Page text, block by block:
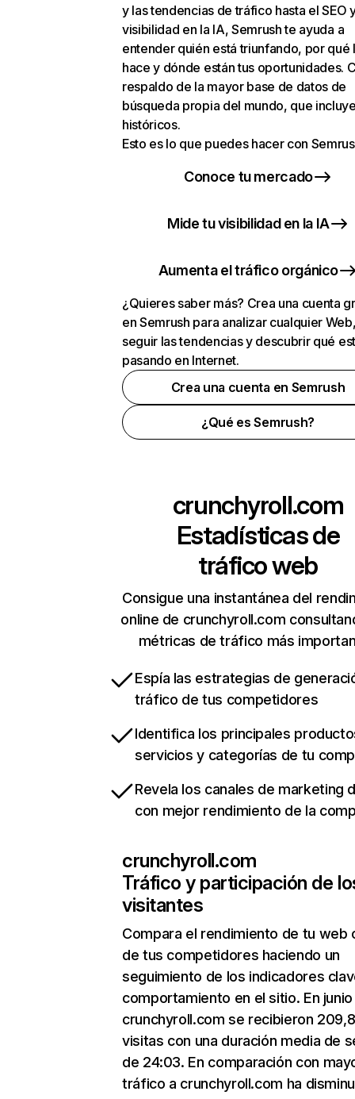
y las tendencias de tráfico hasta el SEO
visibilidad en la IA, Semrush te ayuda a
entender quién está triunfando, por qué
hace y dónde están tus oportunidades.
respaldo de la mayor base de datos de
búsqueda propia del mundo, que
históricos.
Esto es lo que puedes hacer con
Conoce tu mercado
Mide tu visibilidad en la IA
Aumenta el tráfico orgánico
¿Quieres saber más? Crea una cuenta
en Semrush para analizar cualquier
seguir las tendencias y descubrir qué
pasando en Internet.
Crea una cuenta en Semrush
¿Qué es Semrush?
crunchyroll.com
Estadísticas de
tráfico web
Consigue una instantánea del
online de crunchyroll.com
métricas de tráfico más
Espía las estrategias de
tráfico de tus competidores
Identifica los principales
servicios y categorías de tu
Revela los canales de marketing
con mejor rendimiento de la
crunchyroll.com
Tráfico y participación de
visitantes
Compara el rendimiento de tu web
de tus competidores haciendo un
seguimiento de los indicadores
comportamiento en el sitio. En junio
crunchyroll.com se recibieron
visitas con una duración media de
de 24:03. En comparación con
tráfico a crunchyroll.com ha